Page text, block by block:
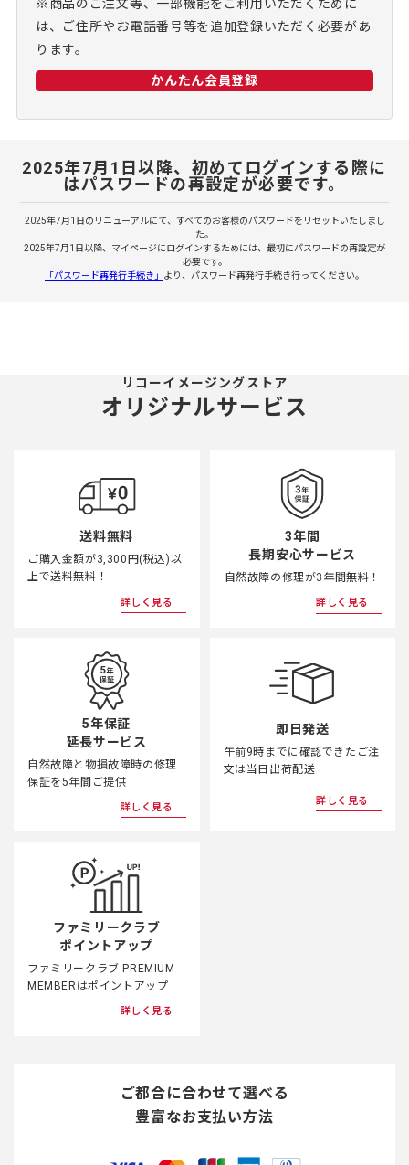
※商品のご注文等、一部機能をご利用いただくために
は、ご住所やお電話番号等を追加登録いただく必要があ
ります。
かんたん会員登録
2025年7月1日以降、初めてログインする際に
はパスワードの再設定が必要です。
2025年7月1日のリニューアルにて、すべてのお客様のパスワードをリセットいたしまし
た。
2025年7月1日以降、マイページにログインするためには、最初にパスワードの再設定が
必要です。
「パスワード再発行手続き」 より、パスワード再発行手続き行ってください。
リコーイメージングストア
オリジナルサービス
送料無料
ご購入金額が3,300円(税込)以
上で送料無料！
詳しく見る
3年間
長期安心サービス
自然故障の修理が3年間無料！
詳しく見る
5年保証
延長サービス
自然故障と物損故障時の修理
保証を5年間ご提供
詳しく見る
即日発送
午前9時までに確認できたご注
文は当日出荷配送
詳しく見る
ファミリークラブ
ポイントアップ
ファミリークラブ PREMIUM
MEMBERはポイントアップ
詳しく見る
ご都合に合わせて選べる
豊富なお支払い方法